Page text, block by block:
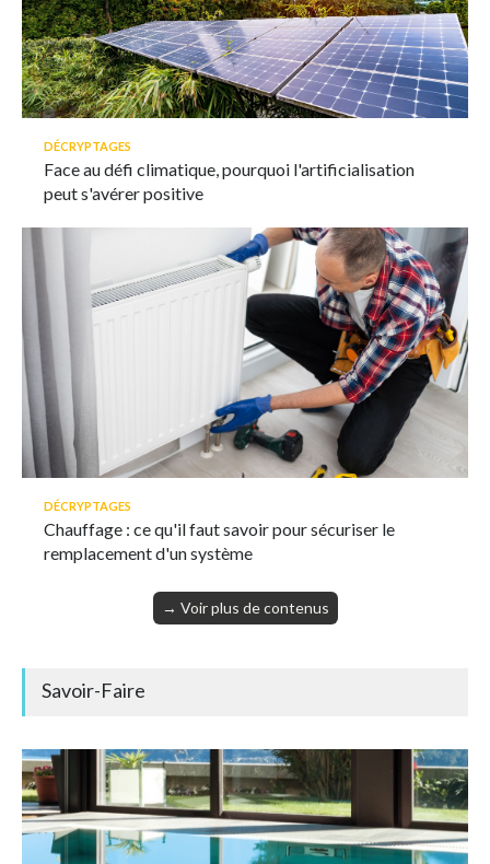
DÉCRYPTAGES
Face au défi climatique, pourquoi l'artificialisation
peut s'avérer positive
DÉCRYPTAGES
Chauffage : ce qu'il faut savoir pour sécuriser le
remplacement d'un système
→ Voir plus de contenus
Savoir-Faire